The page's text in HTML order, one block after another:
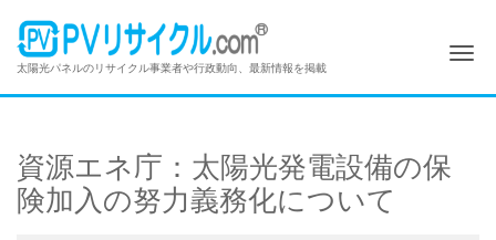
太陽光パネルのリサイクル事業者や行政動向、最新情報を掲載
資源エネ庁：太陽光発電設備の保
険加入の努力義務化について